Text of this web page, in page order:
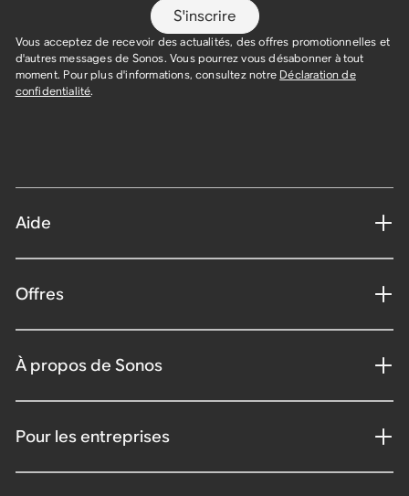
S'inscrire
Vous acceptez de recevoir des actualités, des offres promotionnelles et
d'autres messages de Sonos. Vous pourrez vous désabonner à tout
moment. Pour plus d'informations, consultez notre Déclaration de
confidentialité.
Aide
Offres
À propos de Sonos
Pour les entreprises